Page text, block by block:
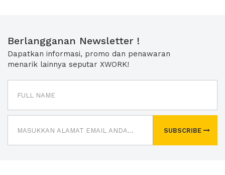
Berlangganan Newsletter !
Dapatkan informasi, promo dan penawaran
menarik lainnya seputar XWORK!
SUBSCRIBE